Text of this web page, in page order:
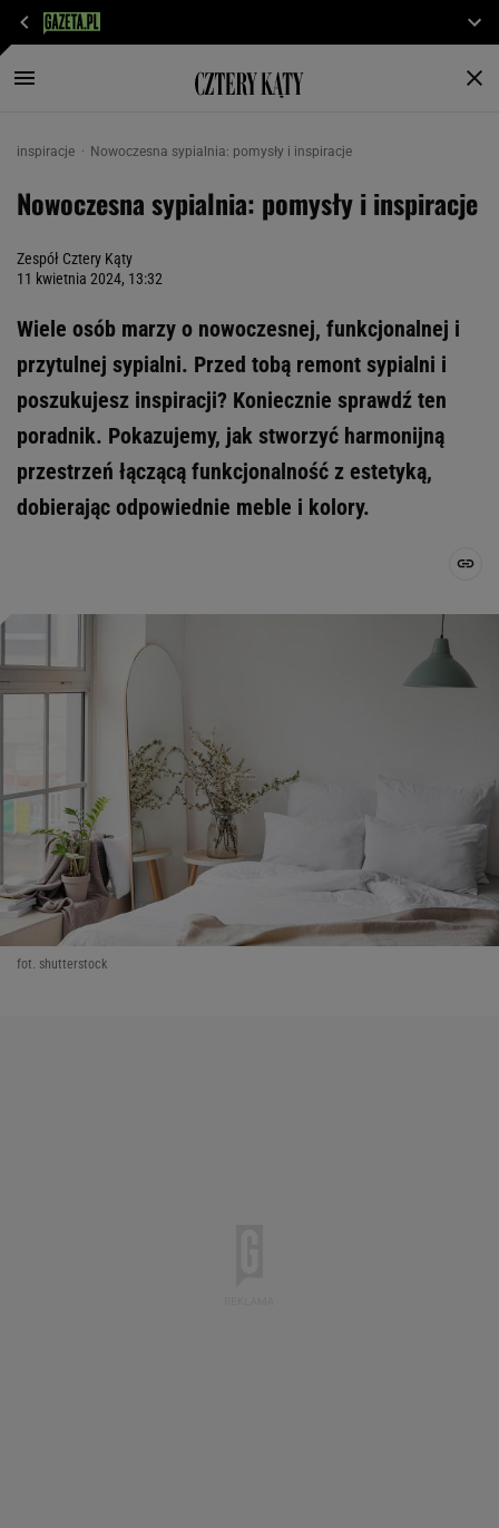
inspiracje Nowoczesna sypialnia: pomysły i inspiracje
Nowoczesna sypialnia: pomysły i inspiracje
Zespół Cztery Kąty
11 kwietnia 2024, 13:32
Wiele osób marzy o nowoczesnej, funkcjonalnej i
przytulnej sypialni. Przed tobą remont sypialni i
poszukujesz inspiracji? Koniecznie sprawdź ten
poradnik. Pokazujemy, jak stworzyć harmonijną
przestrzeń łączącą funkcjonalność z estetyką,
dobierając odpowiednie meble i kolory.
fot. shutterstock